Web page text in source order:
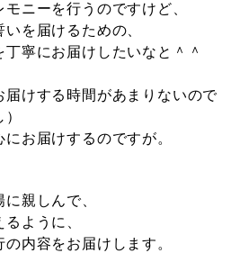
ニーを行うのですけど、
を届けるための、
丁寧にお届けしたいなと＾＾
届けする時間があまりないので
にお届けするのですが。
親しんで、
ように、
内容をお届けします。